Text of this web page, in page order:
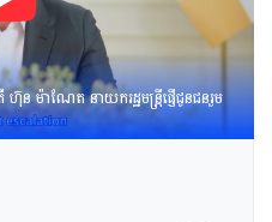
និងពិភាក្សាលើ​«សេចក្ដីព្រាង
អនុក្រឹត្យស្ដីពី​ការគ្រប់គ្រង
អាកាសយានគ្មាន
មនុស្សបើក(ដ្រូន)»។
ន ម៉ាណែត នាយករដ្ឋមន្រ្តីផ្ញើជូនជនរួម